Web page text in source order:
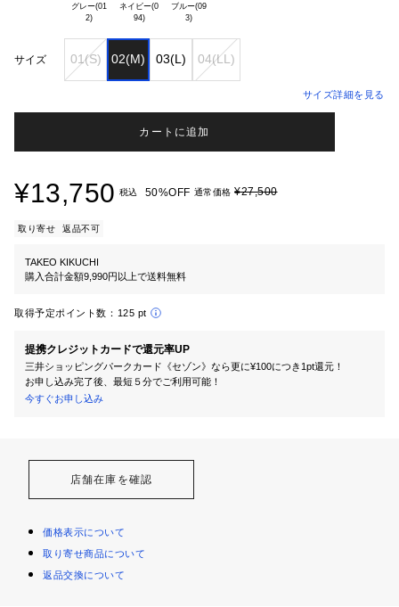
グレー(01
ネイビー(0
94)
ブルー(09
サイズ 01(S) 02(M) 03(L) 04(LL)
サイズ詳細を見る
カートに追加
¥13,750 税込 50%OFF 通常価格 ¥27,500
取り寄せ 返品不可
TAKEO KIKUCHI
購入合計金額9,990円以上で送料無料
取得予定ポイント数： 125 pt
提携クレジットカードで還元率UP
三井ショッピングパークカード《セゾン》なら更に¥100につき1pt還元！
お申し込み完了後、最短５分でご利用可能！
今すぐお申し込み
店舗在庫を確認
価格表示について
取り寄せ商品について
返品交換について